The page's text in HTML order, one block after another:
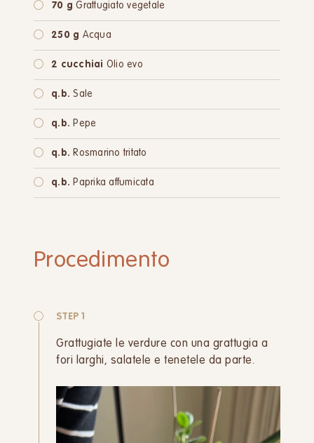
70 g Grattugiato vegetale
250 g Acqua
2 cucchiai Olio evo
q.b. Sale
q.b. Pepe
q.b. Rosmarino tritato
q.b. Paprika affumicata
Procedimento
STEP 1
Grattugiate le verdure con una grattugia a
fori larghi, salatele e tenetele da parte.